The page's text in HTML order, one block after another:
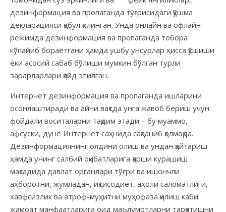
дезинформация ва пропаганда тўғрисидаги қўшма
декларацияси қабул қилинган. Унда онлайн ва офлайн
режимда дезинформация ва пропаганда тобора
кўпайиб бораётгани ҳамда ушбу унсурлар ҳисса қўшиши
ёки асосий сабаб бўлиши мумкин бўлган турли
зарарларлари қайд этилган.
Интернет дезинформация ва пропаганда ишларини
осонлаштиради ва айни вақтда унга жавоб бериш учун
фойдали воситаларни тақдим этади – бу муаммо,
афсуски, дунё Интернет саҳнида сақланиб қолмоқда.
Дезинформациянинг олдини олиш ва ундан қайтариш
ҳамда унинг салбий оқибатларига қарши курашиш
мақсадида давлат органлари тўғри ва ишончли
ахборотни, жумладан, иқтисодиёт, аҳоли саломатлиги,
хавфсизлик ва атроф-муҳитни муҳофаза қилиш каби
жамоат манфаатларига оид маълумотларни тарқатишни